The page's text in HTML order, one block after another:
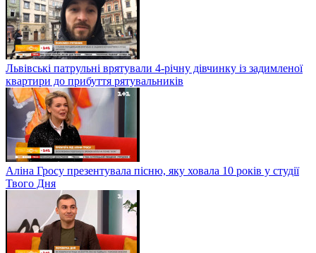
Львівські патрульні врятували 4-річну дівчинку із задимленої
квартири до прибуття рятувальників
Аліна Гросу презентувала пісню, яку ховала 10 років у студії
Твого Дня